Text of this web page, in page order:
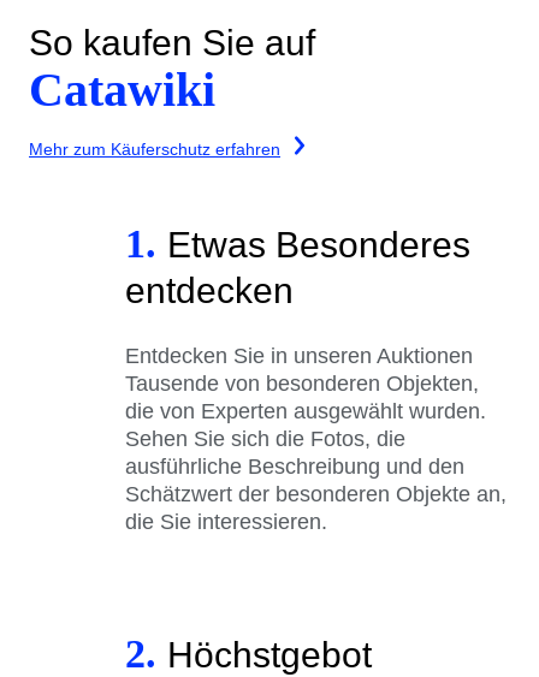
So kaufen Sie auf
Catawiki
Mehr zum Käuferschutz erfahren
1. Etwas Besonderes
entdecken
Entdecken Sie in unseren Auktionen
Tausende von besonderen Objekten,
die von Experten ausgewählt wurden.
Sehen Sie sich die Fotos, die
ausführliche Beschreibung und den
Schätzwert der besonderen Objekte an,
die Sie interessieren.
2. Höchstgebot